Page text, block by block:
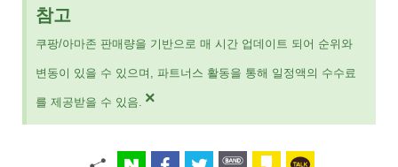
참고
쿠팡/아마존 판매량을 기반으로 매 시간 업데이트 되어 순위와
변동이 있을 수 있으며, 파트너스 활동을 통해 일정액의 수수료
를 제공받을 수 있음. ×